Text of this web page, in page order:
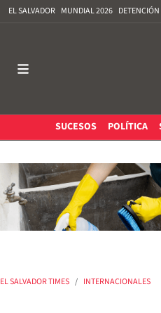
EL SALVADOR MUNDIAL 2026 DETENCIÓN
SUCESOS
POLÍTICA
EL SALVADOR TIMES INTERNACIONALES